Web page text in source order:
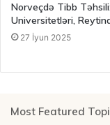
Norveçdə Tibb
Universitetləri,
27 İyun 2025
Most Featured